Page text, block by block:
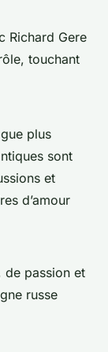
Richard Gere
touchant
plus
sont
et
d’amour
de passion et
russe